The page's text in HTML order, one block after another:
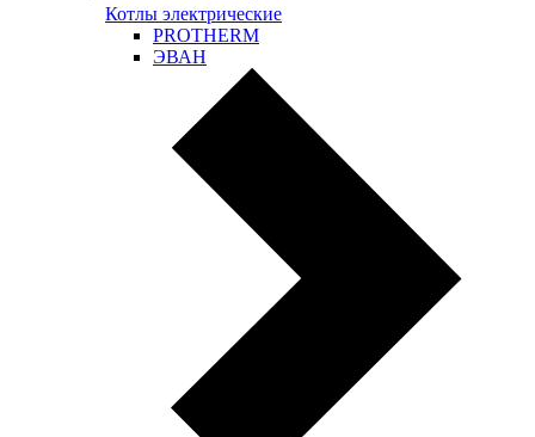
Котлы электрические
PROTHERM
ЭВАН